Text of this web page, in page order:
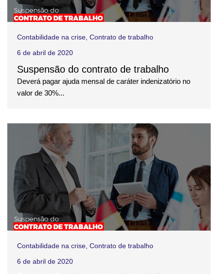
Contabilidade na crise, Contrato de trabalho
6 de abril de 2020
Suspensão do contrato de trabalho
Deverá pagar ajuda mensal de caráter indenizatório no
valor de 30%...
Contabilidade na crise, Contrato de trabalho
6 de abril de 2020